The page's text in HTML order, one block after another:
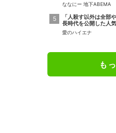
ななにー 地下ABEMA
「人殺す以外は全部
長時代を公開した人
愛のハイエナ
も